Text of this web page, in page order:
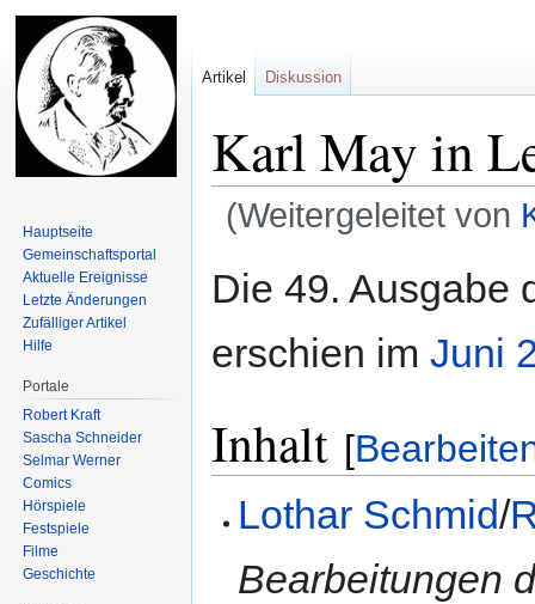
Karl May in
(Weitergeleitet von
Navigation
Suche
Die 49. Ausgabe
erschien im Juni
Inhalt [
Lothar Schmid/
Bearbeitungen
Artikel Diskussion
Hauptseite
Gemeinschafts­portal
Aktuelle Ereignisse
Letzte Änderungen
Zufälliger Artikel
Hilfe
Portale
Robert Kraft
Sascha Schneider
Selmar Werner
Comics
Hörspiele
Festspiele
Filme
Geschichte